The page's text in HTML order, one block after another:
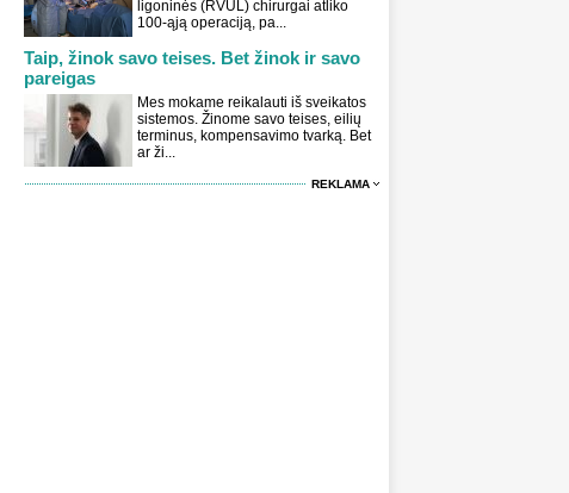
ligoninės (RVUL) chirurgai atliko
100-ąją operaciją, pa...
Taip, žinok savo teises. Bet žinok ir savo
pareigas
Mes mokame reikalauti iš sveikatos
sistemos. Žinome savo teises, eilių
terminus, kompensavimo tvarką. Bet
ar ži...
REKLAMA